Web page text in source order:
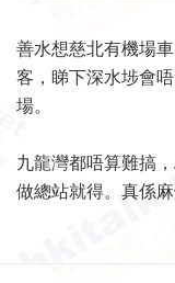
善水想慈北有機場
客，睇下深水埗會
場。
九龍灣都唔算難搞
做總站就得。真係